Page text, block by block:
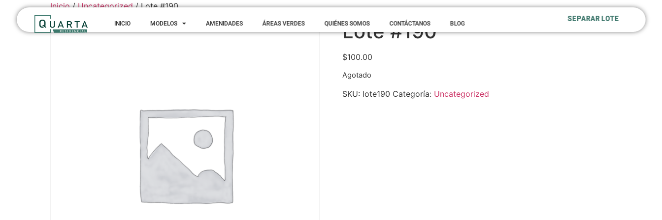
INICIO MODELOS AMENIDADES ÁREAS VERDES QUIÉNES SOMOS CONTÁCTANOS BLOG
SEPARAR LOTE
Inicio/Uncategorized/ Lote #190
Lote #190
$100.00
Agotado
SKU: lote190 Categoría: Uncategorized